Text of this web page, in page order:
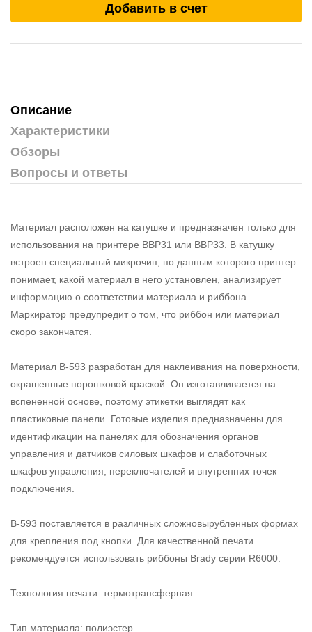
Добавить в счет
Описание
Характеристики
Обзоры
Вопросы и ответы
Материал расположен на катушке и предназначен только для
использования на принтере BBP31 или BBP33. В катушку
встроен специальный микрочип, по данным которого принтер
понимает, какой материал в него установлен, анализирует
информацию о соответствии материала и риббона.
Маркиратор предупредит о том, что риббон или материал
скоро закончатся.
Материал В-593 разработан для наклеивания на поверхности,
окрашенные порошковой краской. Он изготавливается на
вспененной основе, поэтому этикетки выглядят как
пластиковые панели. Готовые изделия предназначены для
идентификации на панелях для обозначения органов
управления и датчиков силовых шкафов и слаботочных
шкафов управления, переключателей и внутренних точек
подключения.
В-593 поставляется в различных сложновырубленных формах
для крепления под кнопки. Для качественной печати
рекомендуется использовать риббоны Brady серии R6000.
Технология печати: термотрансферная.
Тип материала: полиэстер.